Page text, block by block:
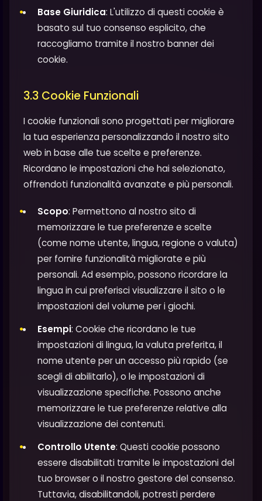
Base Giuridica: L'utilizzo di questi cookie è
basato sul tuo consenso esplicito, che
raccogliamo tramite il nostro banner dei
cookie.
3.3 Cookie Funzionali
I cookie funzionali sono progettati per migliorare
la tua esperienza personalizzando il nostro sito
web in base alle tue scelte e preferenze.
Ricordano le impostazioni che hai selezionato,
offrendoti funzionalità avanzate e più personali.
Scopo: Permettono al nostro sito di
memorizzare le tue preferenze e scelte
(come nome utente, lingua, regione o valuta)
per fornire funzionalità migliorate e più
personali. Ad esempio, possono ricordare la
lingua in cui preferisci visualizzare il sito o le
impostazioni del volume per i giochi.
Esempi: Cookie che ricordano le tue
impostazioni di lingua, la valuta preferita, il
nome utente per un accesso più rapido (se
scegli di abilitarlo), o le impostazioni di
visualizzazione specifiche. Possono anche
memorizzare le tue preferenze relative alla
visualizzazione dei contenuti.
Controllo Utente: Questi cookie possono
essere disabilitati tramite le impostazioni del
tuo browser o il nostro gestore del consenso.
Tuttavia, disabilitandoli, potresti perdere